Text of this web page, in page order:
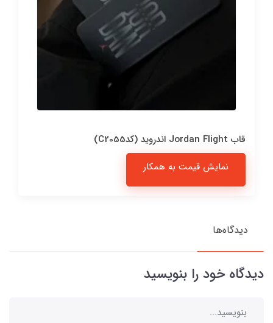
قاب Jordan Flight اندروید (کدC2055)
نمایش قیمت به همکار
دیدگاه‌ها
دیدگاه خود را بنویسید